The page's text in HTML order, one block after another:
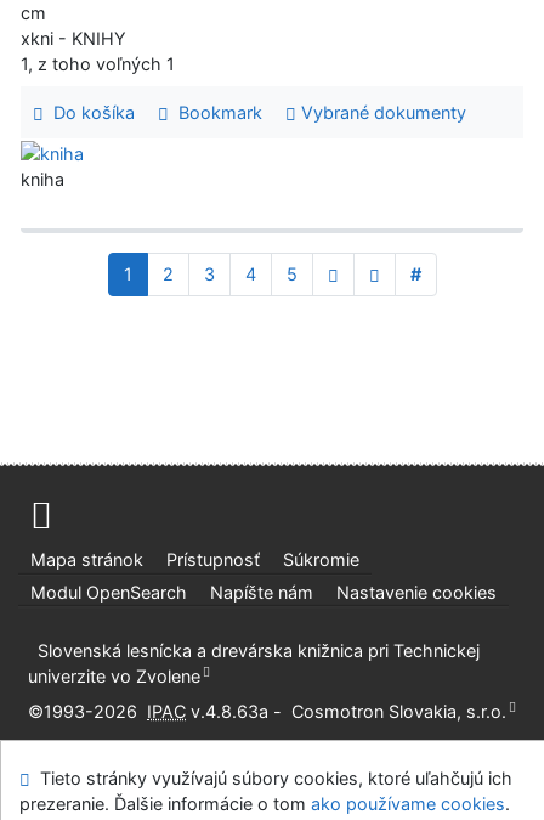
cm
xkni - KNIHY
1, z toho voľných 1
Do košíka Bookmark Vybrané dokumenty
kniha
1 2 3 4 5 #
Mapa stránok Prístupnosť
Súkromie
Modul OpenSearch
Napíšte nám Nastavenie cookies
Slovenská lesnícka a drevárska knižnica pri Technickej
univerzite vo Zvolene
©1993-2026 IPAC v.4.8.63a - Cosmotron Slovakia, s.r.o.
Tieto stránky využívajú súbory cookies, ktoré uľahčujú ich
prezeranie. Ďalšie informácie o tom ako používame cookies.